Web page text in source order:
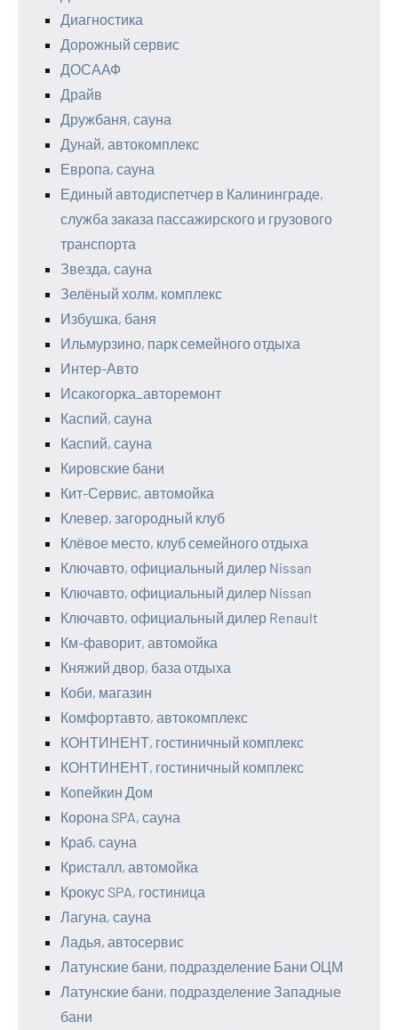
Диагностика
Дорожный сервис
ДОСААФ
Драйв
Дружбаня, сауна
Дунай, автокомплекс
Европа, сауна
Единый автодиспетчер в Калининграде,
служба заказа пассажирского и грузового
транспорта
Звезда, сауна
Зелёный холм, комплекс
Избушка, баня
Ильмурзино, парк семейного отдыха
Интер-Авто
Исакогорка_авторемонт
Каспий, сауна
Каспий, сауна
Кировские бани
Кит-Сервис, автомойка
Клевер, загородный клуб
Клёвое место, клуб семейного отдыха
Ключавто, официальный дилер Nissan
Ключавто, официальный дилер Nissan
Ключавто, официальный дилер Renault
Км-фаворит, автомойка
Княжий двор, база отдыха
Коби, магазин
Комфортавто, автокомплекс
КОНТИНЕНТ, гостиничный комплекс
КОНТИНЕНТ, гостиничный комплекс
Копейкин Дом
Корона SPA, сауна
Краб, сауна
Кристалл, автомойка
Крокус SPA, гостиница
Лагуна, сауна
Ладья, автосервис
Латунские бани, подразделение Бани ОЦМ
Латунские бани, подразделение Западные
бани